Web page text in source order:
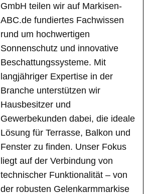
GmbH teilen wir auf Markisen-
ABC.de fundiertes Fachwissen
rund um hochwertigen
Sonnenschutz und innovative
Beschattungssysteme. Mit
langjähriger Expertise in der
Branche unterstützen wir
Hausbesitzer und
Gewerbekunden dabei, die ideale
Lösung für Terrasse, Balkon und
Fenster zu finden. Unser Fokus
liegt auf der Verbindung von
technischer Funktionalität – von
der robusten Gelenkarmmarkise